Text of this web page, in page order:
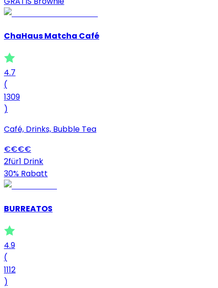
ChaHaus Matcha Café
4.7
(
1309
)
Café, Drinks, Bubble Tea
€€€€
2für1 Drink
30% Rabatt
BURREATOS
4.9
(
1112
)